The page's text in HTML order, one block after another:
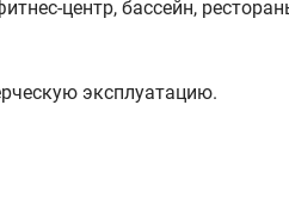
центр, бассейн,
эксплуатацию.